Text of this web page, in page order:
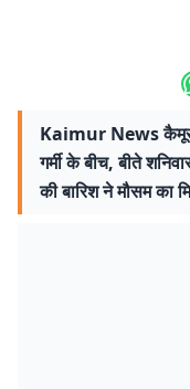
Kaimur News कैमूर
गर्मी के बीच, बीते
की बारिश ने मौसम का